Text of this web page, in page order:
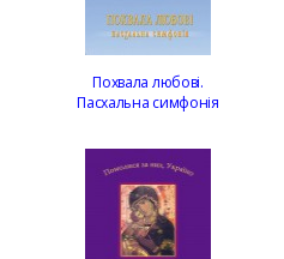
Похвала любові.
Пасхальна симфонія